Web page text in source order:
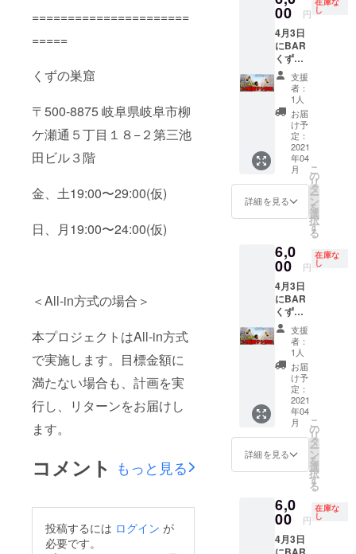
======================
=====
くずの巣窟
〒500-8875 岐阜県岐阜市柳
ケ瀬通５丁目１８−２第三池
田ビル３階
金、土19:00〜29:00(仮)
日、月19:00〜24:00(仮)
＜All-in方式の場合＞
本プロジェクトはAll-in方式
で実施します。目標金額に
満たない場合も、計画を実
行し、リターンをお届けし
ます。
コメント もっと見る
投稿するには ログイン が
必要です。
持ち込
です
し方
法：
メール
でお送
りしま
す。ご
来店時
に画面
を確認
致しま
す。 ※
当日の
ドリン
ク代は
チケッ
トに含
べ物の
持ち込
です
間おき
に人を
かえて
24時間
サシ飲
みをす
る企画
です) 当
日5分前
にお店
に来て
頂いて2
時間
みっち
り飲み
ながら
※受け渡
し方
法：
メール
でお送
りしま
す。ご
来店時
に画面
を確認
致しま
す。 ※
当日の
ドリン
ク代は
チケッ
トに含
べ物の
持ち込
です
00 円 し
4月3日
にBAR
くずの
巣窟で
開催さ
れる
オープ
ンイベ
ント24
時間サ
シ飲み
2:00〜
4:00枠
です。
(すずき
やが2時
間おき
に人を
かえて
24時間
サシ飲
みをす
る企画
です) 当
日5分前
にお店
に来て
頂いて2
時間
みっち
り飲み
ながら
※受け渡
し方
法：
メール
支援
者：
1人
お届
け予
定：
2021
年04
月
詳細を見る
こ
の
リ
タ
ー
ン
を
選
択
す
る
6,0
00 円
在庫な
し
4月3日
にBAR
くずの
巣窟で
開催さ
れる
オープ
ンイベ
ント24
時間サ
シ飲み
4:00〜
6:00枠
です。
(すずき
やが2時
間おき
に人を
かえて
支援
者：
1人
お届
け予
定：
2021
年04
月
詳細を見る
こ
の
リ
タ
ー
ン
を
選
択
す
る
6,0
00 円
在庫な
し
4月3日